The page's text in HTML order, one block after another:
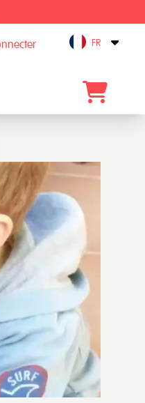
Open
FR